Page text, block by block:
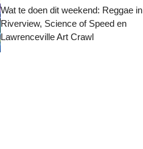
Wat te doen dit weekend: Reggae in
Riverview, Science of Speed ​​en
Lawrenceville Art Crawl